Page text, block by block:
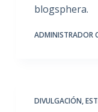
blogsphera.
ADMINISTRADOR
DIVULGACIÓN,